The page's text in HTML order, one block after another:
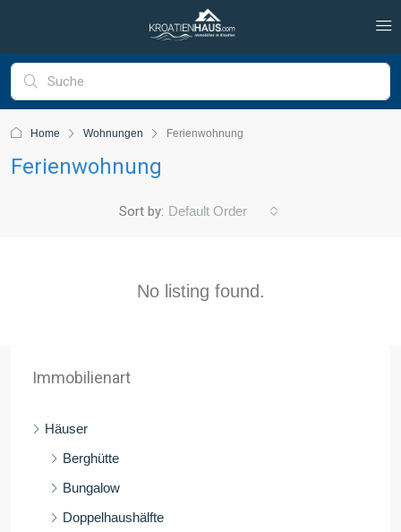
Home Wohnungen Ferienwohnung
Ferienwohnung
Sort by: Default Order
No listing found.
Immobilienart
Häuser
Berghütte
Bungalow
Doppelhaushälfte